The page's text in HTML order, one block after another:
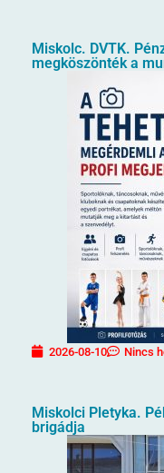
Miskolc. DVTK.
megköszönték a
2026-08-10 Nincs
Miskolci Pletyka.
brigádja